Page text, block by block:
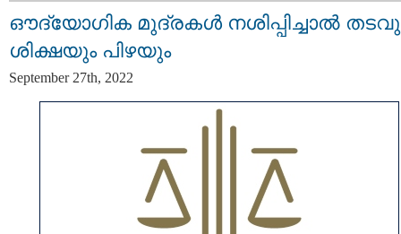
ഔദ്യോഗിക മുദ്രകൾ നശിപ്പിച്ചാൽ തടവു
ശിക്ഷയും പിഴയും
September 27th, 2022